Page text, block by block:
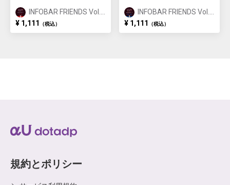
INFOBAR FRIENDS Vol.1
NISHIKIGOI ①
¥ 1,111 （税込）
INFOBAR FRIENDS Vol.1
BUILDING ②
¥ 1,111 （税込）
規約とポリシー